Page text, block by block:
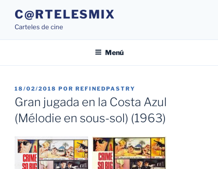
contenido
C@RTELESMIX
Carteles de cine
Menú
PUBLICADO
EL
18/02/2018 POR REFINEDPASTRY
Gran jugada en la Costa Azul
(Mélodie en sous-sol) (1963)